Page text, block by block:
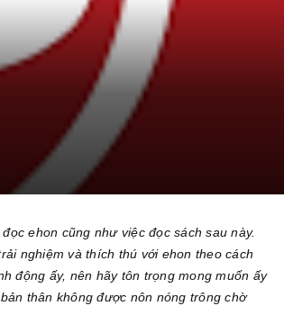
ehon cũng như việc đọc sách sau này.
nghiệm và thích thú với ehon theo cách
động ấy, nên hãy tôn trọng mong muốn ấy
thân không được nôn nóng trông chờ